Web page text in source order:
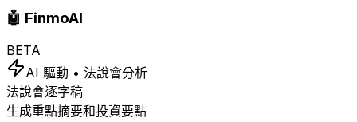
🤖 FinmoAI
BETA
AI 驅動 • 法說會分析
法說會逐字稿
生成重點摘要和投資要點